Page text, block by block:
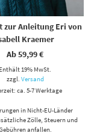
zur Anleitung Eri von
Kraemer
Ab59,99€
Enthält 19% MwSt.
zzgl. Versand
ca. 5-7 Werktage
in Nicht-EU-Länder
Zölle, Steuern und
anfallen.